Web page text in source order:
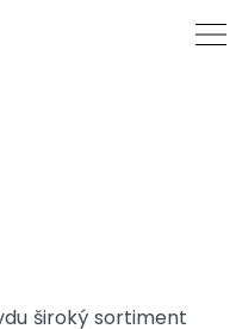
široký sortiment